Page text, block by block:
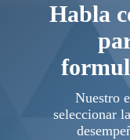
Habla
Nuestro
seleccionar